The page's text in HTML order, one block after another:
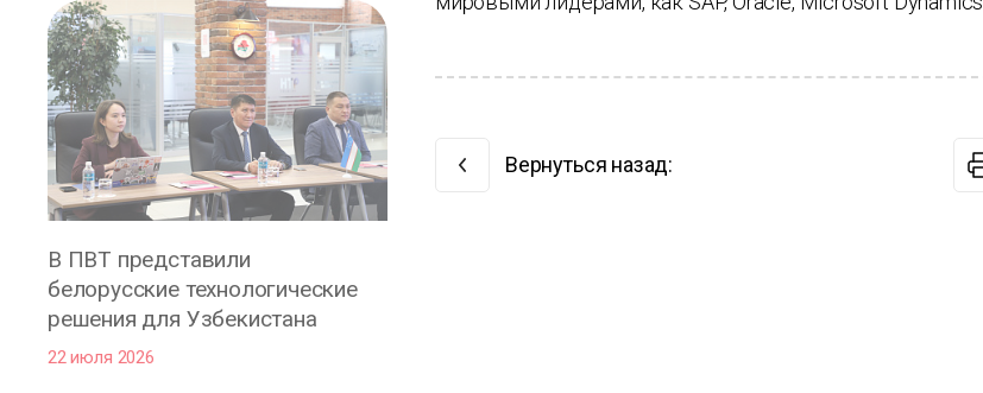
В ПВТ представили
белорусские технологические
решения для Узбекистана
22 июля 2026
Вернуться назад: